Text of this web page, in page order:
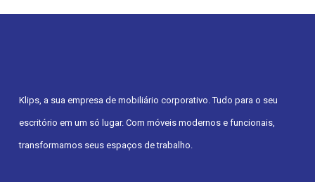
Klips, a sua empresa de mobiliário corporativo. Tudo para o seu
escritório em um só lugar. Com móveis modernos e funcionais,
transformamos seus espaços de trabalho.